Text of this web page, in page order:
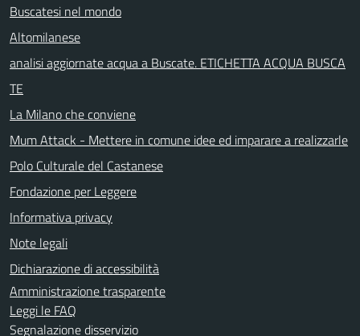
Buscatesi nel mondo
Altomilanese
analisi aggiornate acqua a Buscate. ETICHETTA ACQUA BUSCA
TE
La Milano che conviene
Mum Attack - Mettere in comune idee ed imparare a realizzarle
Polo Culturale del Castanese
Fondazione per Leggere
Informativa privacy
Note legali
Dichiarazione di accessibilità
Amministrazione trasparente
Leggi le FAQ
Segnalazione disservizio